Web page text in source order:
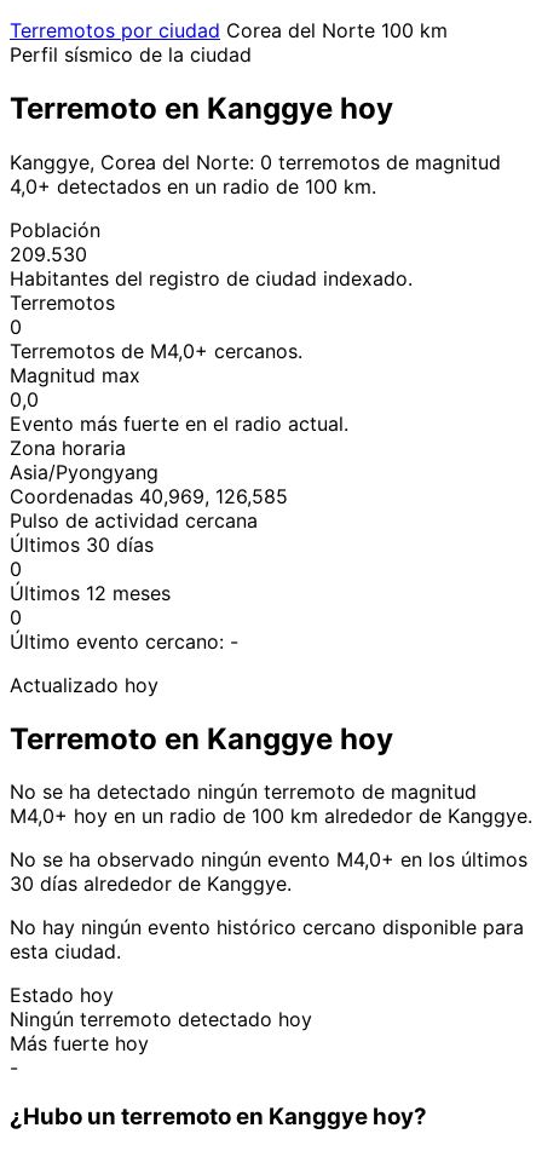
Terremotos por ciudad Corea del Norte 100 km
Perfil sísmico de la ciudad
Terremoto en Kanggye hoy
Kanggye, Corea del Norte: 0 terremotos de magnitud
4,0+ detectados en un radio de 100 km.
Población
209.530
Habitantes del registro de ciudad indexado.
Terremotos
0
Terremotos de M4,0+ cercanos.
Magnitud max
0,0
Evento más fuerte en el radio actual.
Zona horaria
Asia/Pyongyang
Coordenadas 40,969, 126,585
Pulso de actividad cercana
Últimos 30 días
0
Últimos 12 meses
0
Último evento cercano: -
Actualizado hoy
Terremoto en Kanggye hoy
No se ha detectado ningún terremoto de magnitud
M4,0+ hoy en un radio de 100 km alrededor de Kanggye.
No se ha observado ningún evento M4,0+ en los últimos
30 días alrededor de Kanggye.
No hay ningún evento histórico cercano disponible para
esta ciudad.
Estado hoy
Ningún terremoto detectado hoy
Más fuerte hoy
-
¿Hubo un terremoto en Kanggye hoy?